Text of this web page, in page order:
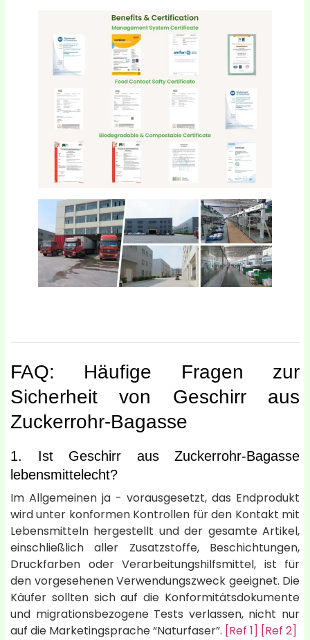
FAQ: Häufige Fragen zur
Sicherheit von Geschirr aus
Zuckerrohr-Bagasse
1. Ist Geschirr aus Zuckerrohr-Bagasse
lebensmittelecht?
Im Allgemeinen ja - vorausgesetzt, das Endprodukt
wird unter konformen Kontrollen für den Kontakt mit
Lebensmitteln hergestellt und der gesamte Artikel,
einschließlich aller Zusatzstoffe, Beschichtungen,
Druckfarben oder Verarbeitungshilfsmittel, ist für
den vorgesehenen Verwendungszweck geeignet. Die
Käufer sollten sich auf die Konformitätsdokumente
und migrationsbezogene Tests verlassen, nicht nur
auf die Marketingsprache “Naturfaser”. [Ref 1] [Ref 2]